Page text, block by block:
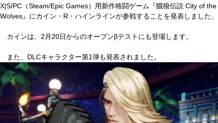
X|S/PC（Steam/Epic Games）用新作格闘ゲーム『餓狼伝説 City of the
Wolves』にカイン・R・ハインラインが参戦することを発表しました。
カインは、2月20日からのオープンβテストにも登場します。
また、DLCキャラクター第1弾も発表されました。